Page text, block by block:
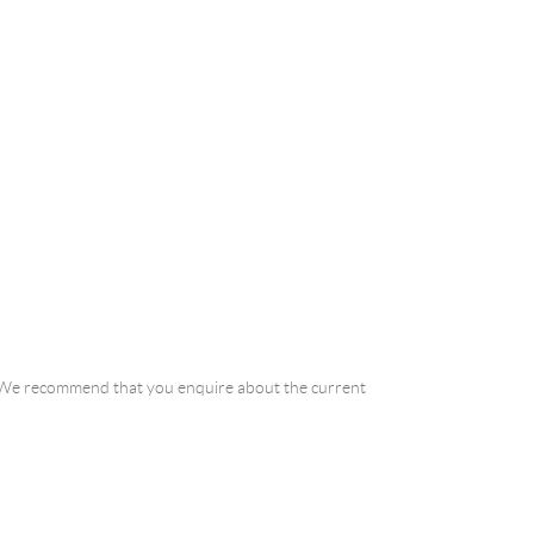
recommend that you enquire about the current